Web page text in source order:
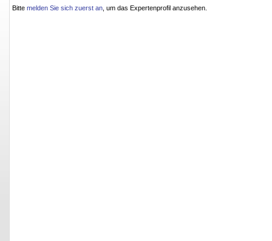
Bitte melden Sie sich zuerst an , um das Expertenprofil anzusehen.